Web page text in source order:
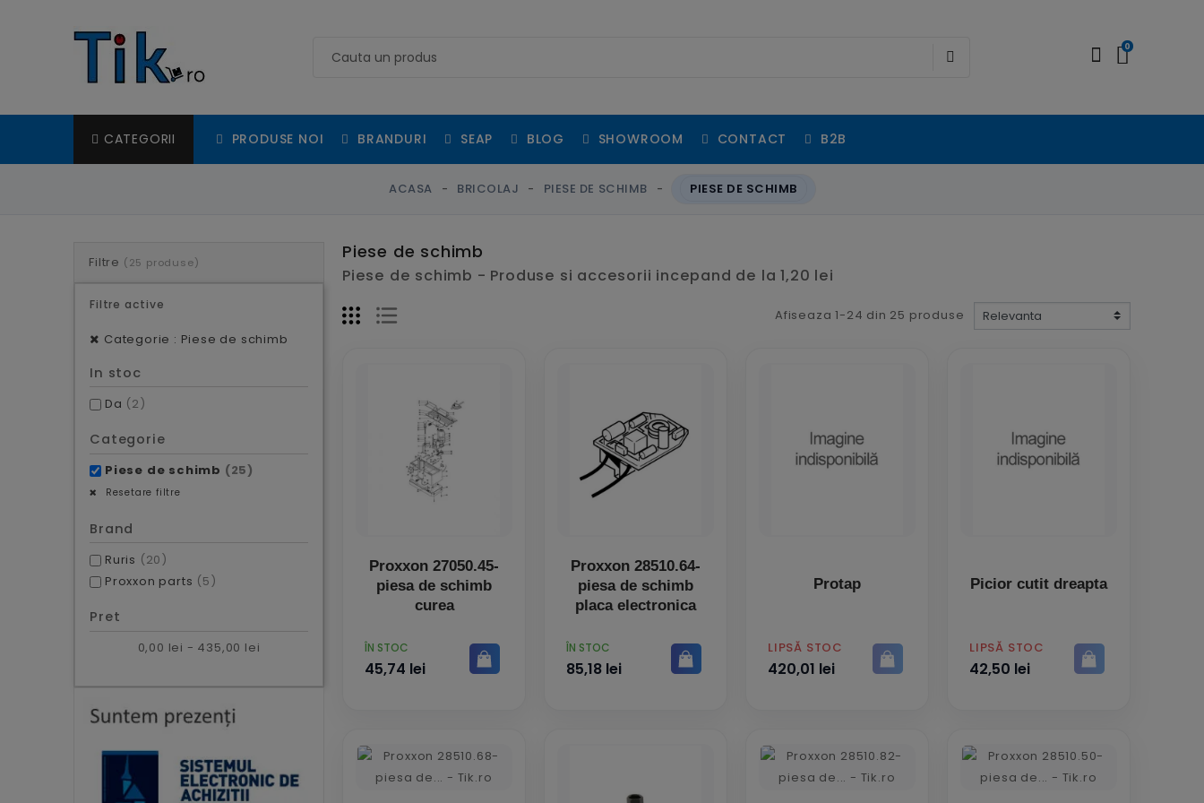
0
CATEGORII PRODUSE NOI BRANDURI SEAP BLOG SHOWROOM CONTACT B2B
ACASA BRICOLAJ PIESE DE SCHIMB PIESE DE SCHIMB
Filtre (25 produse)
Filtre active
Categorie : Piese de schimb
In stoc
Da (2)
Categorie
Piese de schimb (25)
Resetare filtre
Brand
Ruris (20)
Proxxon parts (5)
Pret
0,00 lei - 435,00 lei
Piese de schimb
Piese de schimb - Produse si accesorii incepand de la 1,20 lei
Afiseaza 1-24 din 25 produse
Proxxon 27050.45-
piesa de schimb
curea
PRET
ÎN STOC
45,74 lei
Proxxon 28510.64-
piesa de schimb
placa electronica
PRET
ÎN STOC
85,18 lei
Protap
PRET
LIPSĂ STOC
420,01 lei
Picior cutit dreapta
PRET
LIPSĂ STOC
42,50 lei